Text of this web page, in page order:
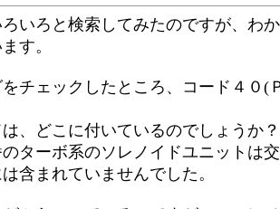
いろと検索してみたのですが、わ
す。
チェックしたところ、コード４０(
、どこに付いているのでしょうか？
ターボ系のソレノイドユニットは
含まれていませんでした。